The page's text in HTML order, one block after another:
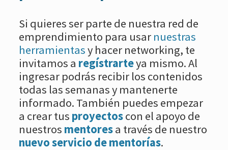
Si quieres ser parte de nuestra red de
emprendimiento para usar nuestras
herramientasy hacer networking, te
invitamos a regístrarteya mismo. Al
ingresar podrás recibir los contenidos
todas las semanas y mantenerte
informado. También puedes empezar
a crear tus proyectoscon el apoyo de
nuestros mentoresa través de nuestro
nuevo servicio de mentorías.